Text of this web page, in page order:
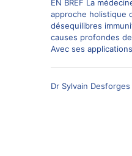
EN BREF La
approche holistique
désequilibres
causes profondes
Avec ses applications
Dr Sylvain Desforges